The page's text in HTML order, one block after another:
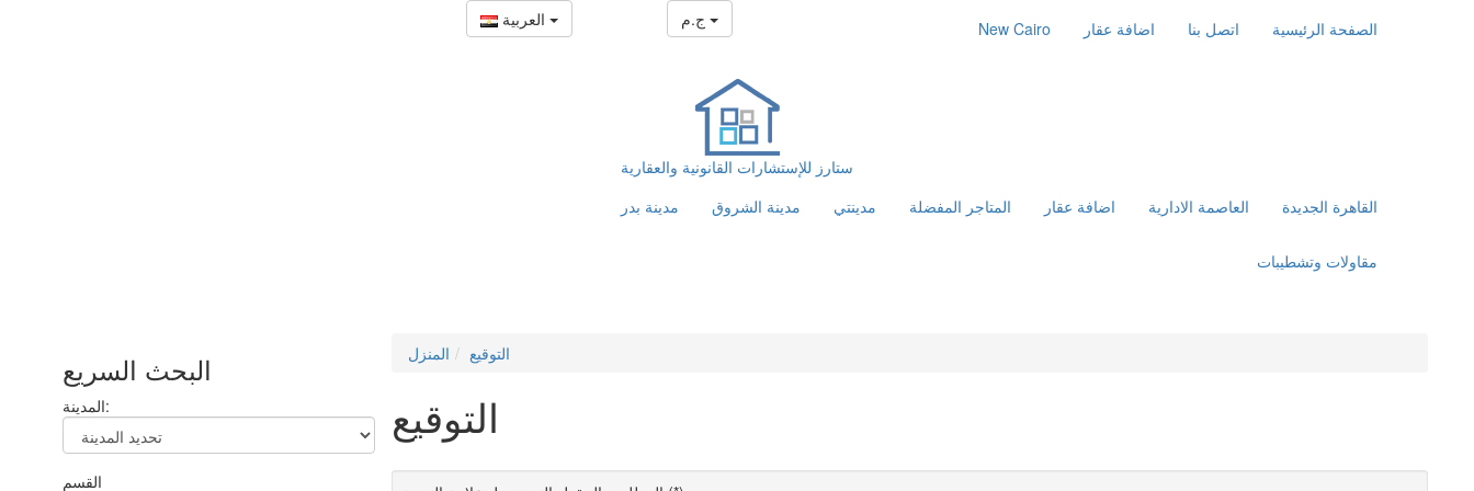
الصفحة الرئيسية اتصل بنا اضافة عقار New Cairo ج.م
ستارز للإستشارات القانونية والعقارية
القاهرة الجديدة
العاصمة الادارية اضافة عقار المتاجر المفضلة مدينتي مدينة الشروق مدينة بدر
مقاولات وتشطيبات
المنزل التوقيع
التوقيع
البحث السريع
المدينة:
القسم